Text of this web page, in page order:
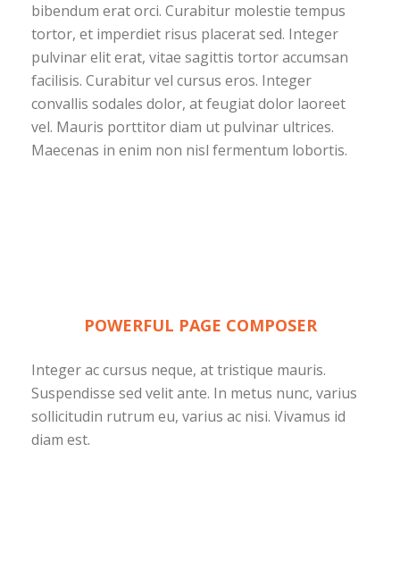
bibendum erat orci. Curabitur molestie tempus
tortor, et imperdiet risus placerat sed. Integer
pulvinar elit erat, vitae sagittis tortor accumsan
facilisis. Curabitur vel cursus eros. Integer
convallis sodales dolor, at feugiat dolor laoreet
vel. Mauris porttitor diam ut pulvinar ultrices.
Maecenas in enim non nisl fermentum lobortis.
POWERFUL PAGE COMPOSER
Integer ac cursus neque, at tristique mauris.
Suspendisse sed velit ante. In metus nunc, varius
sollicitudin rutrum eu, varius ac nisi. Vivamus id
diam est.